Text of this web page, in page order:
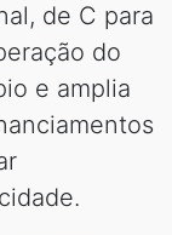
de C para
do
e amplia